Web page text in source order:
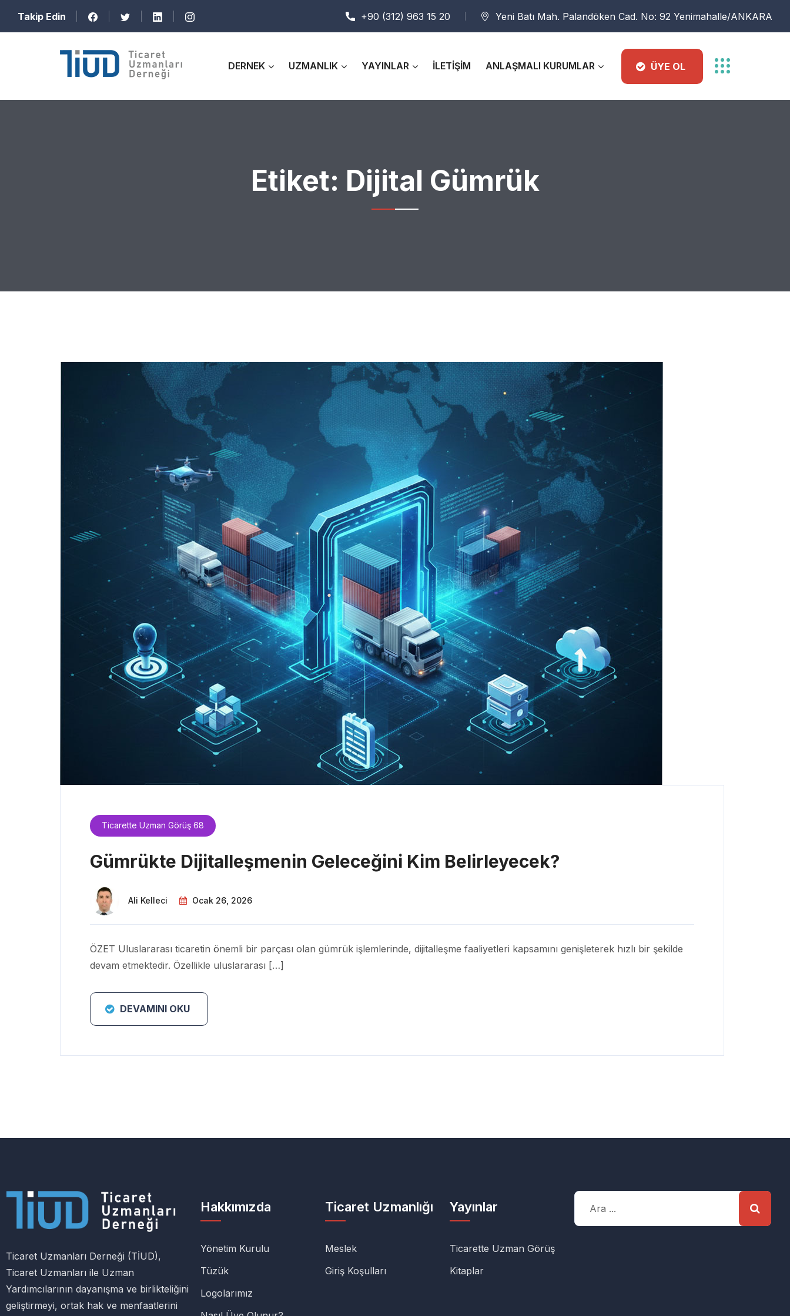
Takip Edin +90 (312) 963 15 20 Yeni Batı Mah. Palandöken Cad. No: 92 Yenimahalle/ANKARA
DERNEK UZMANLIK YAYINLAR İLETİŞİM ANLAŞMALI KURUMLAR ÜYE OL
Etiket: Dijital Gümrük
Ticarette Uzman Görüş 68
Gümrükte Dijitalleşmenin Geleceğini Kim Belirleyecek?
Ali Kelleci Ocak 26, 2026
ÖZET Uluslararası ticaretin önemli bir parçası olan gümrük işlemlerinde, dijitalleşme faaliyetleri kapsamını genişleterek hızlı bir şekilde
devam etmektedir. Özellikle uluslararası […]
DEVAMINI OKU
Ticaret Uzmanları Derneği (TİUD),
Ticaret Uzmanları ile Uzman
Yardımcılarının dayanışma ve birlikteliğini
geliştirmeyi, ortak hak ve menfaatlerini
Hakkımızda
Yönetim Kurulu
Tüzük
Logolarımız
Ticaret Uzmanlığı
Meslek
Giriş Koşulları
Yayınlar
Ticarette Uzman Görüş
Kitaplar